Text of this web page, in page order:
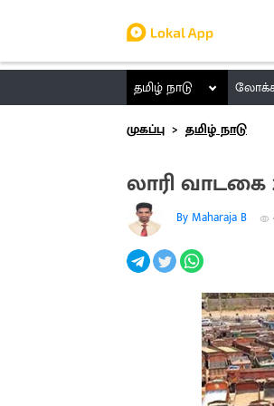
தமிழ் நாடு
முகப்பு
தமிழ் நாடு
லாரி வாடகை
By Maharaja B